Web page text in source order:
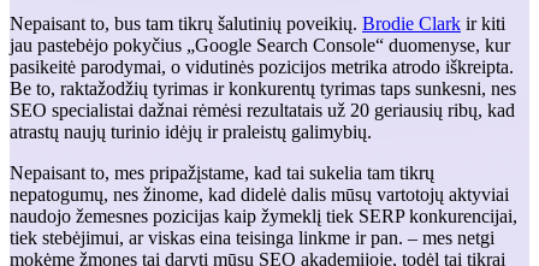
Nepaisant to, bus tam tikrų šalutinių poveikių. Brodie Clark ir kiti
jau pastebėjo pokyčius „Google Search Console“ duomenyse, kur
pasikeitė parodymai, o vidutinės pozicijos metrika atrodo iškreipta.
Be to, raktažodžių tyrimas ir konkurentų tyrimas taps sunkesni, nes
SEO specialistai dažnai rėmėsi rezultatais už 20 geriausių ribų, kad
atrastų naujų turinio idėjų ir praleistų galimybių.
Nepaisant to, mes pripažįstame, kad tai sukelia tam tikrų
nepatogumų, nes žinome, kad didelė dalis mūsų vartotojų aktyviai
naudojo žemesnes pozicijas kaip žymeklį tiek SERP konkurencijai,
tiek stebėjimui, ar viskas eina teisinga linkme ir pan. – mes netgi
mokėme žmones tai daryti mūsų SEO akademijoje, todėl tai tikrai